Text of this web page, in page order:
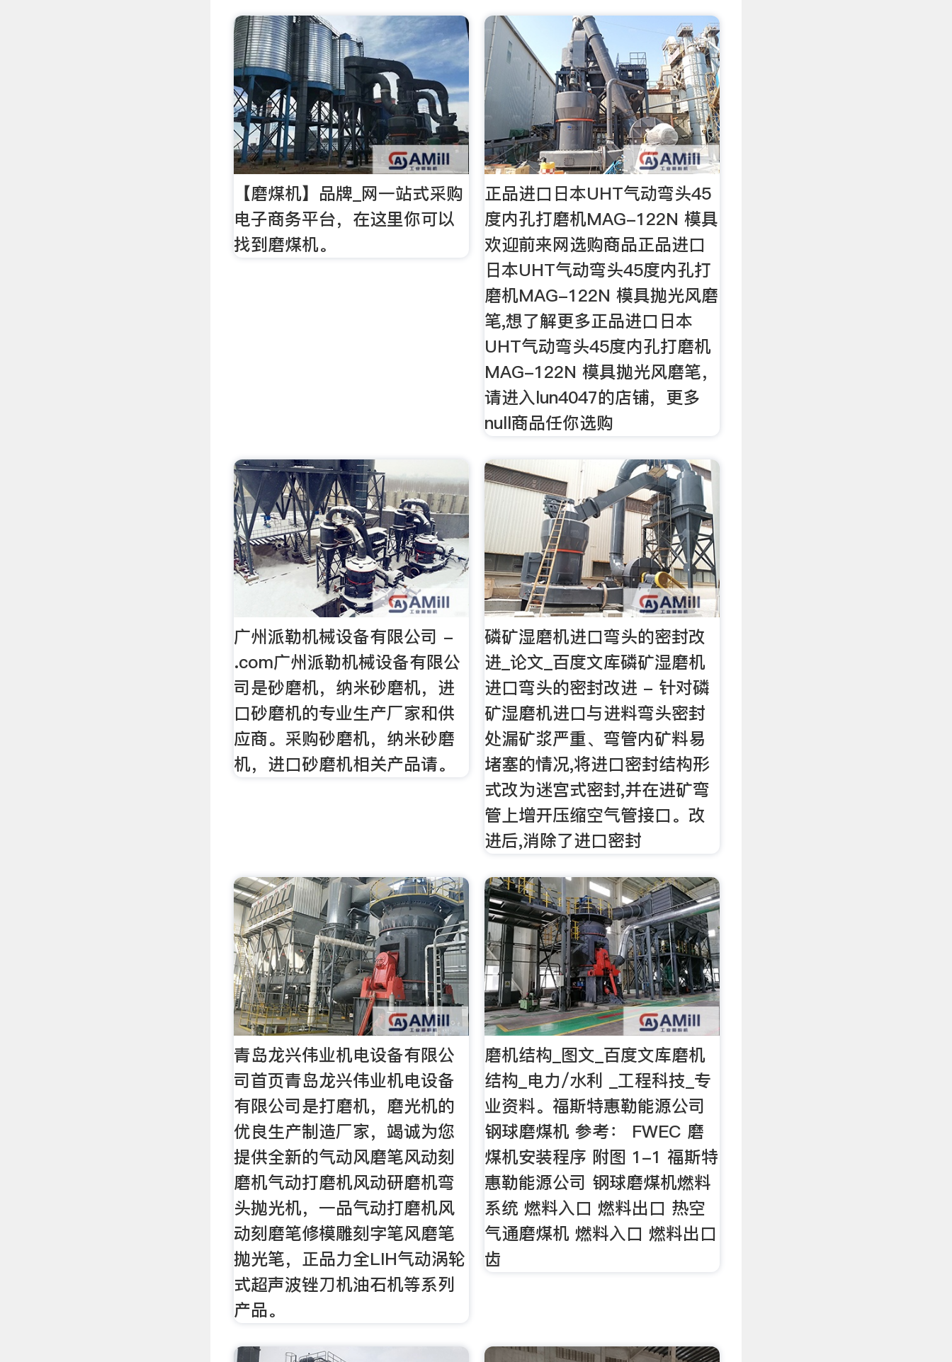
【磨煤机】品牌_网一站式采购
电子商务平台，在这里你可以
找到磨煤机。
正品进口日本UHT气动弯头45
度内孔打磨机MAG-122N 模具
欢迎前来网选购商品正品进口
日本UHT气动弯头45度内孔打
磨机MAG-122N 模具抛光风磨
笔,想了解更多正品进口日本
UHT气动弯头45度内孔打磨机
MAG-122N 模具抛光风磨笔，
请进入lun4047的店铺，更多
null商品任你选购
广州派勒机械设备有限公司 -
.com广州派勒机械设备有限公
司是砂磨机，纳米砂磨机，进
口砂磨机的专业生产厂家和供
应商。采购砂磨机，纳米砂磨
机，进口砂磨机相关产品请。
磷矿湿磨机进口弯头的密封改
进_论文_百度文库磷矿湿磨机
进口弯头的密封改进 - 针对磷
矿湿磨机进口与进料弯头密封
处漏矿浆严重、弯管内矿料易
堵塞的情况,将进口密封结构形
式改为迷宫式密封,并在进矿弯
管上增开压缩空气管接口。改
进后,消除了进口密封
青岛龙兴伟业机电设备有限公
司首页青岛龙兴伟业机电设备
有限公司是打磨机，磨光机的
优良生产制造厂家，竭诚为您
提供全新的气动风磨笔风动刻
磨机气动打磨机风动研磨机弯
头抛光机，一品气动打磨机风
动刻磨笔修模雕刻字笔风磨笔
抛光笔，正品力全LIH气动涡轮
式超声波锉刀机油石机等系列
产品。
磨机结构_图文_百度文库磨机
结构_电力/水利 _工程科技_专
业资料。福斯特惠勒能源公司
钢球磨煤机 参考： FWEC 磨
煤机安装程序 附图 1-1 福斯特
惠勒能源公司 钢球磨煤机燃料
系统 燃料入口 燃料出口 热空
气通磨煤机 燃料入口 燃料出口
齿